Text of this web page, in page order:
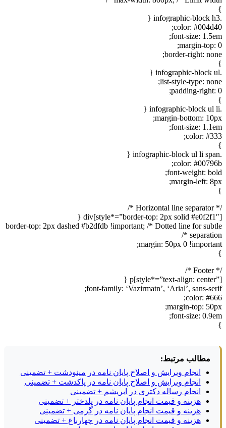
}
.infographic-block h3 {
color: #004d40;
font-size: 1.5em;
margin-top: 0;
border-right: none;
}
.infographic-block ul {
list-style-type: none;
padding-right: 0;
}
.infographic-block ul li {
margin-bottom: 10px;
font-size: 1.1em;
color: #333;
}
.infographic-block ul li span {
color: #00796b;
font-weight: bold;
margin-left: 8px;
}
/* Horizontal line separator */
div[style*=”border-top: 2px solid #e0f2f1″] {
border-top: 2px dashed #b2dfdb !important; /* Dotted line for subtle
separation */
margin: 50px 0 !important;
}
/* Footer */
p[style*=”text-align: center”] {
font-family: ‘Vazirmatn’, ‘Arial’, sans-serif;
color: #666;
margin-top: 50px;
font-size: 0.9em;
}
مطالب مرتبط:
انجام ویرایش و اصلاح پایان نامه در مینودشت + تضمینی
انجام ویرایش و اصلاح پایان نامه در پاکدشت + تضمینی
انجام رساله دکتری در ابریشم + تضمینی
هزینه و قیمت انجام پایان نامه در پلدختر + تضمینی
هزینه و قیمت انجام پایان نامه در گرمی + تضمینی
هزینه و قیمت انجام پایان نامه در چهارباغ + تضمینی